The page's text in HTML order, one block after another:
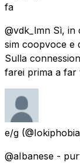
fa
@vdk_lmn Sì,
sim coopvoce e
Sulla
farei prima a far
e/g
@aIbanese -